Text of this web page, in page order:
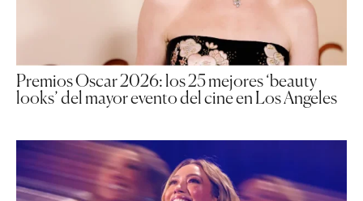
Premios Oscar 2026: los 25 mejores ‘beauty
looks’ del mayor evento del cine en Los Angeles